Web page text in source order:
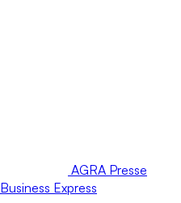
AGRA Presse
Business Express